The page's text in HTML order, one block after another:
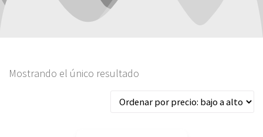
Mostrando el único resultado